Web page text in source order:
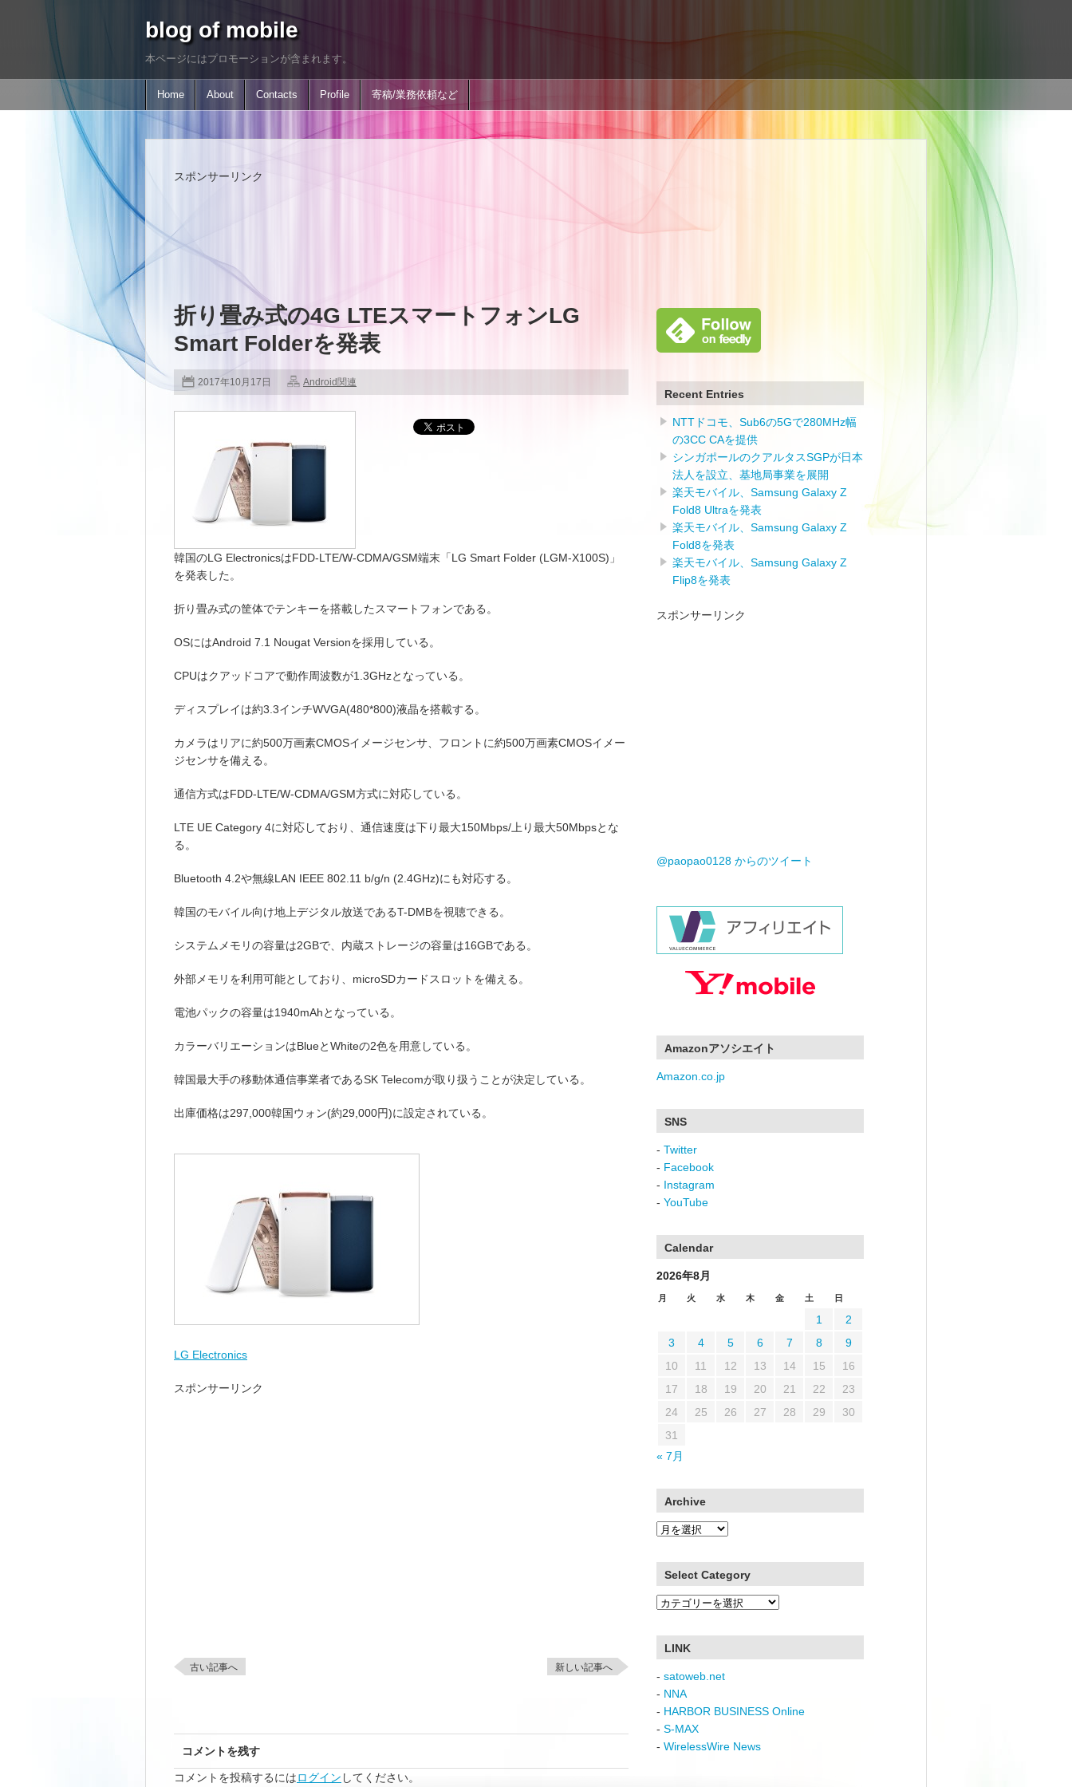
blog of mobile
本ページにはプロモーションが含まれます。
Home About Contacts Profile 寄稿/業務依頼など
スポンサーリンク
折り畳み式の4G LTEスマートフォンLG
Smart Folderを発表
2017年10月17日 Android関連
韓国のLG ElectronicsはFDD-LTE/W-CDMA/GSM端末「LG Smart Folder (LGM-X100S)」
を発表した。
折り畳み式の筐体でテンキーを搭載したスマートフォンである。
OSにはAndroid 7.1 Nougat Versionを採用している。
CPUはクアッドコアで動作周波数が1.3GHzとなっている。
ディスプレイは約3.3インチWVGA(480*800)液晶を搭載する。
カメラはリアに約500万画素CMOSイメージセンサ、フロントに約500万画素CMOSイメー
ジセンサを備える。
通信方式はFDD-LTE/W-CDMA/GSM方式に対応している。
LTE UE Category 4に対応しており、通信速度は下り最大150Mbps/上り最大50Mbpsとな
る。
Bluetooth 4.2や無線LAN IEEE 802.11 b/g/n (2.4GHz)にも対応する。
韓国のモバイル向け地上デジタル放送であるT-DMBを視聴できる。
システムメモリの容量は2GBで、内蔵ストレージの容量は16GBである。
外部メモリを利用可能としており、microSDカードスロットを備える。
電池パックの容量は1940mAhとなっている。
カラーバリエーションはBlueとWhiteの2色を用意している。
韓国最大手の移動体通信事業者であるSK Telecomが取り扱うことが決定している。
出庫価格は297,000韓国ウォン(約29,000円)に設定されている。
LG Electronics
スポンサーリンク
古い記事へ 新しい記事へ
コメントを残す
コメントを投稿するにはログイン してください。
Recent Entries
NTTドコモ、Sub6の5Gで280MHz幅
の3CC CAを提供
シンガポールのクアルタスSGPが日本
法人を設立、基地局事業を展開
楽天モバイル、Samsung Galaxy Z
Fold8 Ultraを発表
楽天モバイル、Samsung Galaxy Z
Fold8を発表
楽天モバイル、Samsung Galaxy Z
Flip8を発表
スポンサーリンク
@paopao0128 からのツイート
Amazonアソシエイト
Amazon.co.jp
SNS
- Twitter
- Facebook
- Instagram
- YouTube
Calendar
2026年8月
月 火 水 木 金 土 日
1
2
3
4 5 6 7 8
9
10
11 12 13 14 15
16
17
18 19 20 21 22
23
24
25 26 27 28 29
30
31
« 7月
Archive
Archive
Select Category
Select
LINK
- satoweb.net
- NNA
- HARBOR BUSINESS Online
- S-MAX
- WirelessWire News